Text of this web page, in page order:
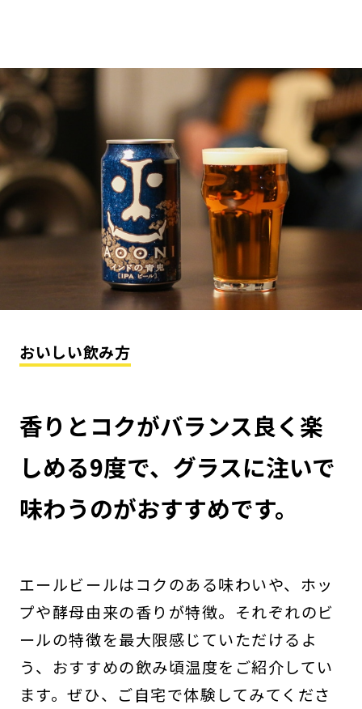
おいしい飲み方
香りとコクがバランス良く楽
しめる9度で、グラスに注いで
味わうのがおすすめです。
エールビールはコクのある味わいや、ホッ
プや酵母由来の香りが特徴。それぞれのビ
ールの特徴を最大限感じていただけるよ
う、おすすめの飲み頃温度をご紹介してい
ます。ぜひ、ご自宅で体験してみてくださ